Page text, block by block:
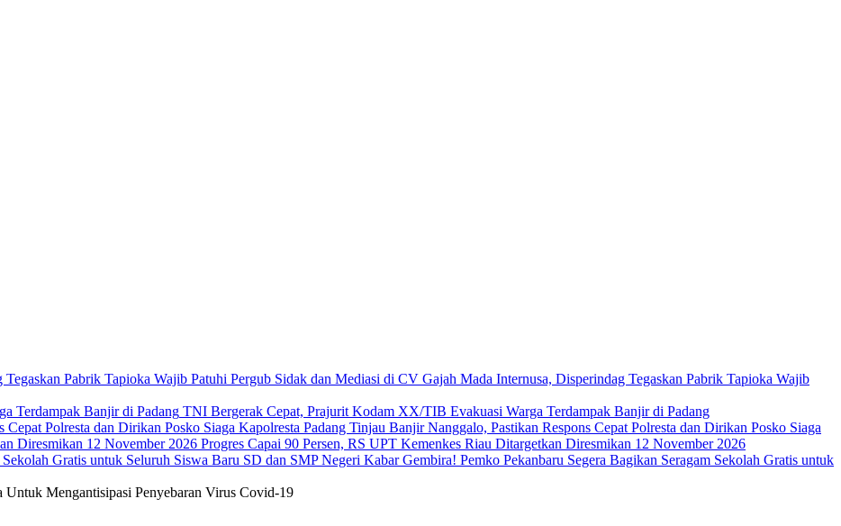
Sidak dan Mediasi di CV Gajah Mada Internusa, Disperindag Tegaskan Pabrik Tapioka Wajib
TNI Bergerak Cepat, Prajurit Kodam XX/TIB Evakuasi Warga Terdampak Banjir di Padang
Kapolresta Padang Tinjau Banjir Nanggalo, Pastikan Respons Cepat Polresta dan Dirikan Posko Siaga
Progres Capai 90 Persen, RS UPT Kemenkes Riau Ditargetkan Diresmikan 12 November 2026
Kabar Gembira! Pemko Pekanbaru Segera Bagikan Seragam Sekolah Gratis untuk
Mengantisipasi Penyebaran Virus Covid-19